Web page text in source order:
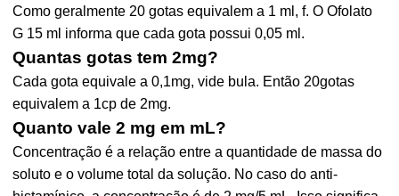
Como geralmente 20 gotas equivalem a 1 ml, f. O Ofolato
G 15 ml informa que cada gota possui 0,05 ml.
Quantas gotas tem 2mg?
Cada gota equivale a 0,1mg, vide bula. Então 20gotas
equivalem a 1cp de 2mg.
Quanto vale 2 mg em mL?
Concentração é a relação entre a quantidade de massa do
soluto e o volume total da solução. No caso do anti-